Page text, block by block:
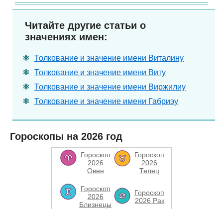
Читайте другие статьи о
значениях имен:
Толкование и значение имени Виталину
Толкование и значение имени Виту
Толкование и значение имени Виржилиу
Толкование и значение имени Габриэу
Гороскопы на 2026 год
Гороскоп
2026
Овен
Гороскоп
2026
Телец
Гороскоп
2026
Близнецы
Гороскоп
2026 Рак